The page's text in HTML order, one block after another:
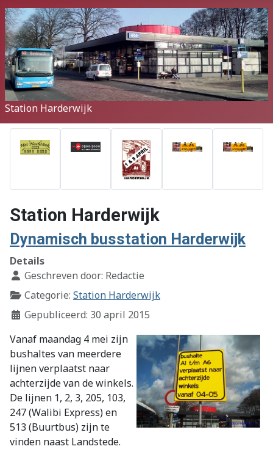
Station Harderwijk
Station Harderwijk
Dynamisch busstation Harderwijk
Details
Geschreven door: Redactie
Categorie: Station Harderwijk
Gepubliceerd: 30 april 2015
Vanaf maandag 4 mei zijn
bushaltes van meerdere
lijnen verplaatst naar
achterzijde van de winkels.
De lijnen 1, 2, 3, 205, 103,
247 (Walibi Express) en
513 (Buurtbus) zijn te
vinden naast Landstede.